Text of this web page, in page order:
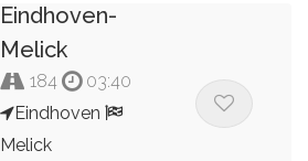
Eindhoven-
Melick
184
03:40
Eindhoven
Melick